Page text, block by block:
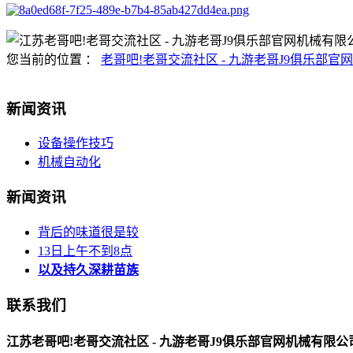
您当前的位置 ： 老哥吧!老哥交流社区 - 九游老哥J9俱乐部官网
新闻资讯
设备操作技巧
机械自动化
新闻资讯
背后的味道很是较
13日上午不到8点
以及持久深耕苗族
联系我们
江苏老哥吧!老哥交流社区 - 九游老哥J9俱乐部官网机械有限公